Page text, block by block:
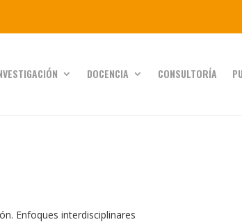
DOCENCIA CONSULTORÍA
Enfoques interdisciplinares